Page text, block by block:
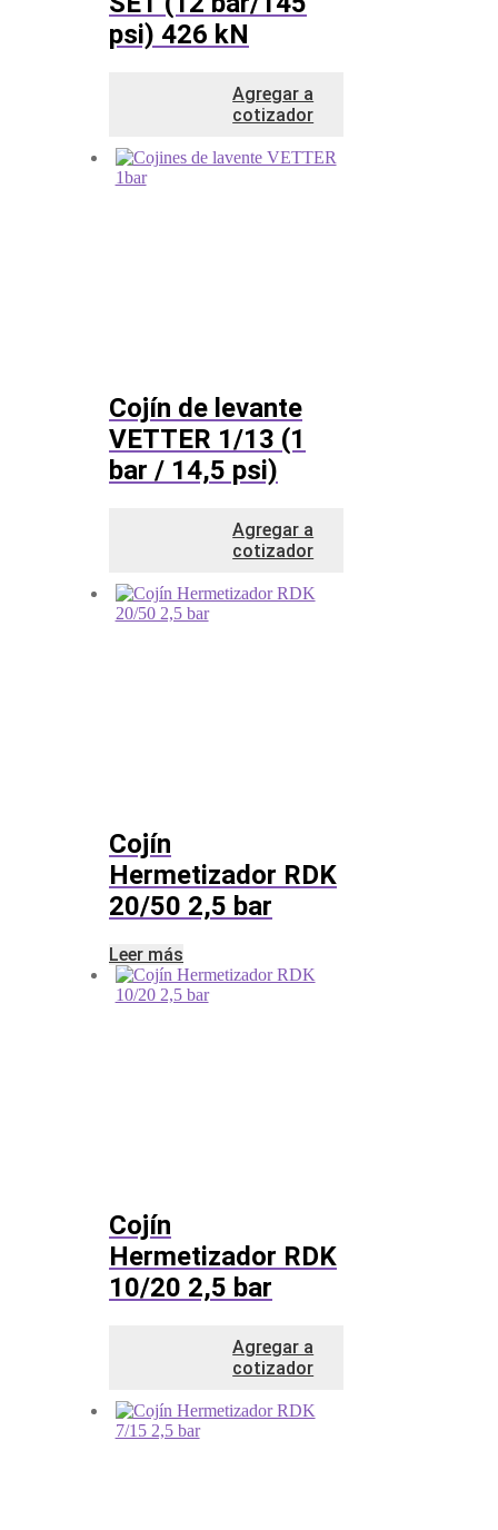
psi) 426 kN
Agregar a
cotizador
Cojín de levante
VETTER 1/13 (1
bar / 14,5 psi)
Agregar a
cotizador
Cojín
Hermetizador RDK
20/50 2,5 bar
Leer más
Cojín
Hermetizador RDK
10/20 2,5 bar
Agregar a
cotizador